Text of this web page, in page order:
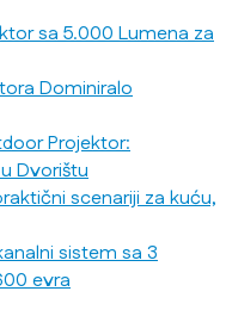
sa 5.000 Lumena za
Dominiralo
Projektor:
Dvorištu
scenariji za kuću,
sistem sa 3
evra